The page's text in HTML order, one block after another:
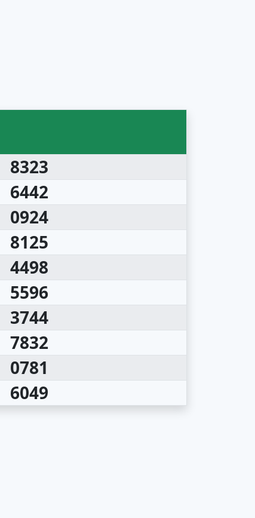
8323
6442
0924
8125
4498
5596
3744
7832
0781
6049